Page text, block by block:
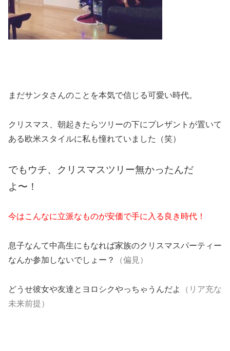
まだサンタさんのことを本気で信じる可愛い時代。
クリスマス、朝起きたらツリーの下にプレザントが置いて
ある欧米スタイルに私も憧れていました（笑）
でもウチ、クリスマスツリー無かったんだ
よ〜！
今はこんなに立派なものが安価で手に入る良き時代！
息子なんて中高生にもなれば家族のクリスマスパーティー
なんか参加しないでしょー？
（偏見）
どうせ彼女や友達とヨロシクやっちゃうんだよ
（リア充な
未来前提）